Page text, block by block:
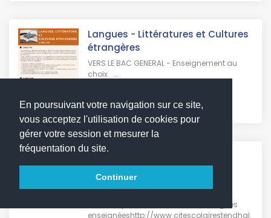
En poursuivant votre navigation sur ce site,
vous acceptez l'utilisation de cookies pour
gérer votre session et mesurer la
fréquentation du site.
Continuer
Langues - Littératures et Cultures
étrangères
VERS LE BAC GENERAL - Enseignement au
choix ...
Langues vivantes TC
VERS LE BAC GÉNÉRAL ET
TECHNOLOGIQUE TRONC COMMUN : LES
dessous pour découvrir les trois langues
enseignéeshttp://www.citescolairestendhal.